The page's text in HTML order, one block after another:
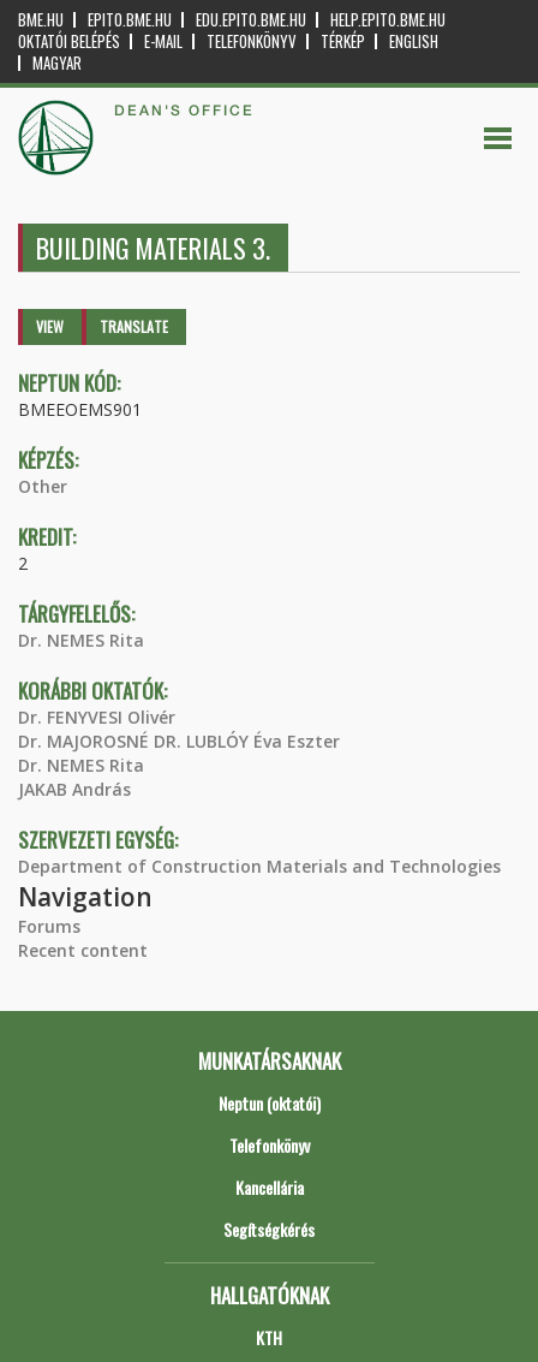
BME.HU EPITO.BME.HU EDU.EPITO.BME.HU
HELP.EPITO.BME.HU
OKTATÓI BELÉPÉS
E-MAIL TELEFONKÖNYV TÉRKÉP
ENGLISH
MAGYAR
DEAN'S OFFICE
BUILDING MATERIALS 3.
Primary tabs
VIEW (ACTIVETRANSLATE
NEPTUN KÓD:
BMEEOEMS901
KÉPZÉS:
Other
KREDIT:
2
TÁRGYFELELŐS:
Dr. NEMES Rita
KORÁBBI OKTATÓK:
Dr. FENYVESI Olivér
Dr. MAJOROSNÉ DR. LUBLÓY Éva Eszter
Dr. NEMES Rita
JAKAB András
SZERVEZETI EGYSÉG:
Department of Construction Materials and Technologies
Navigation
Forums
Recent content
MUNKATÁRSAKNAK
Neptun (oktatói)
Telefonkönyv
Kancellária
Segítségkérés
HALLGATÓKNAK
KTH